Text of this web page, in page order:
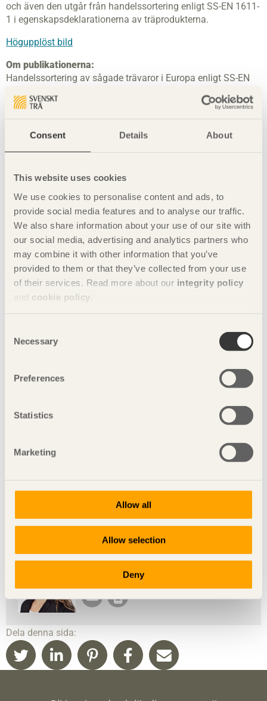
Consent Details About
This website uses cookies
We use cookies to personalise content and ads, to
provide social media features and to analyse our traffic.
We also share information about your use of our site with
our social media, advertising and analytics partners who
may combine it with other information that you’ve
provided to them or that they’ve collected from your use
of their services. Read more about our integrity policy
and cookie policy
Selection
Necessary
Preferences
Statistics
Marketing
Allow all
Allow selection
Deny
och även den utgår från handelssortering enligt SS-EN 1611-
1 i egenskapsdeklarationerna av träprodukterna.
Högupplöst bild
Om publikationerna:
Handelssortering av sågade trävaror i Europa enligt SS-EN
Handelssortering- och Hållfasthetsklasser omfattar 12 sidor
http://www.svenskttra.se/om-
oss/publikationer/handelssortering/
http://www.svenskttra.se/om-
Mer information:
Johan Fröbel, chef teknik och distribution, Svenskt Trä
0702-89 79 68, johan.frobel@svenskttra.se
Mikael Eliasson, direktör, Svenskt Trä
070-564 82 01, mikael.eliasson@svenskttra.se
Presskontakt:
Svenskt Trä
Kommunikationschef
Dela denna sida: